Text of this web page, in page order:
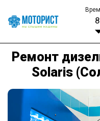
Ремонт
Solaris